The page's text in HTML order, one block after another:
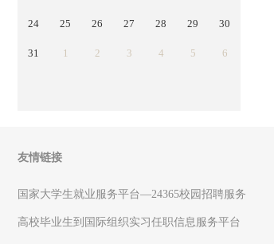
24 25 26 27 28 29 30
31 1 2 3 4 5 6
友情链接
国家大学生就业服务平台—24365校园招聘服务
高校毕业生到国际组织实习任职信息服务平台